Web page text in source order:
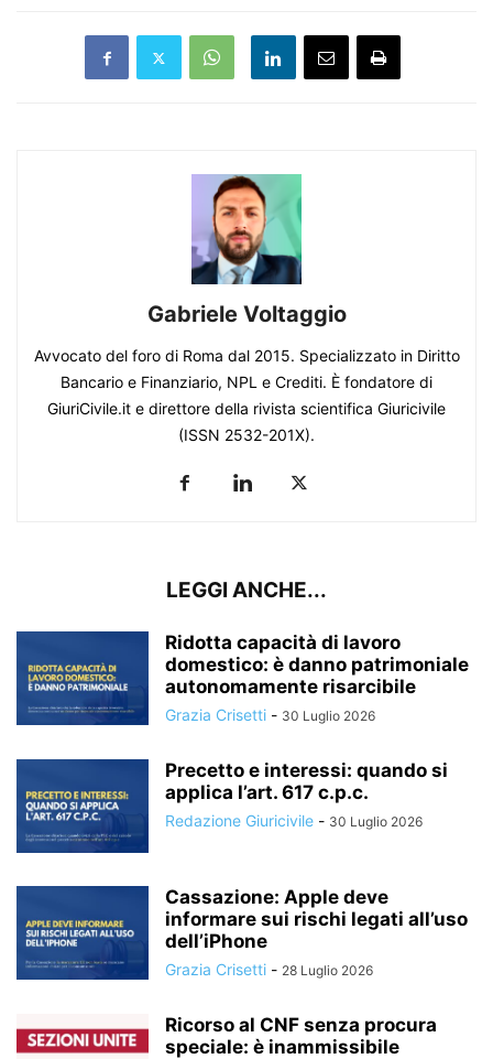
Gabriele Voltaggio
Avvocato del foro di Roma dal 2015. Specializzato in Diritto
Bancario e Finanziario, NPL e Crediti. È fondatore di
GiuriCivile.it e direttore della rivista scientifica Giuricivile
(ISSN 2532-201X).
LEGGI ANCHE...
Ridotta capacità di lavoro
domestico: è danno patrimoniale
autonomamente risarcibile
Grazia Crisetti - 30 Luglio 2026
Precetto e interessi: quando si
applica l’art. 617 c.p.c.
Redazione Giuricivile - 30 Luglio 2026
Cassazione: Apple deve
informare sui rischi legati all’uso
dell’iPhone
Grazia Crisetti - 28 Luglio 2026
Ricorso al CNF senza procura
speciale: è inammissibile